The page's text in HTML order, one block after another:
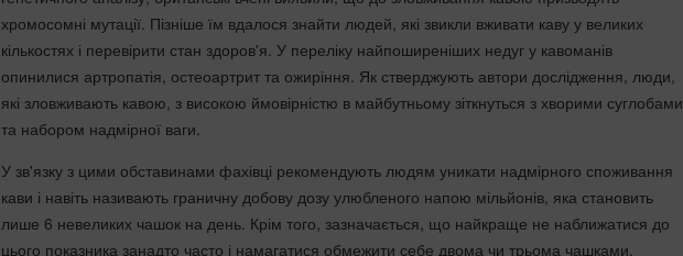
хромосомні мутації. Пізніше їм вдалося знайти людей, які звикли вживати каву у великих
кількостях і перевірити стан здоров'я. У переліку найпоширеніших недуг у кавоманів
опинилися артропатія, остеоартрит та ожиріння. Як стверджують автори дослідження, люди,
які зловживають кавою, з високою ймовірністю в майбутньому зіткнуться з хворими суглобами
та набором надмірної ваги.
У зв'язку з цими обставинами фахівці рекомендують людям уникати надмірного споживання
кави і навіть називають граничну добову дозу улюбленого напою мільйонів, яка становить
лише 6 невеликих чашок на день. Крім того, зазначається, що найкраще не наближатися до
цього показника занадто часто і намагатися обмежити себе двома чи трьома чашками.